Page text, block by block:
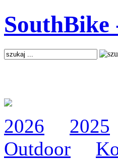
2026 2025
Outdoor